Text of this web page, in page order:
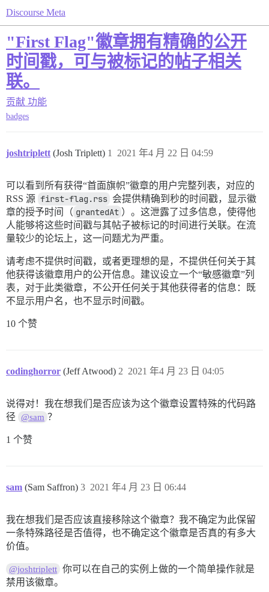
Discourse Meta
"First Flag"徽章拥有精确的公开
时间戳，可与被标记的帖子相关
联。
贡献 功能
badges
joshtriplett (Josh Triplett) 2021 年4 月 22 日 04:59
1
可以看到所有获得“首面旗帜”徽章的用户完整列表，对应的
RSS 源 first-flag.rss 会提供精确到秒的时间戳，显示徽
章的授予时间（ grantedAt ）。这泄露了过多信息，使得他
人能够将这些时间戳与其帖子被标记的时间进行关联。在流
量较少的论坛上，这一问题尤为严重。
请考虑不提供时间戳，或者更理想的是，不提供任何关于其
他获得该徽章用户的公开信息。建议设立一个“敏感徽章”列
表，对于此类徽章，不公开任何关于其他获得者的信息：既
不显示用户名，也不显示时间戳。
10 个赞
codinghorror (Jeff Atwood) 2021 年4 月 23 日 04:05
2
说得对！我在想我们是否应该为这个徽章设置特殊的代码路
径
@sam ？
1 个赞
sam (Sam Saffron) 2021 年4 月 23 日 06:44
3
我在想我们是否应该直接移除这个徽章？我不确定为此保留
一条特殊路径是否值得，也不确定这个徽章是否真的有多大
价值。
@joshtriplett 你可以在自己的实例上做的一个简单操作就是
禁用该徽章。